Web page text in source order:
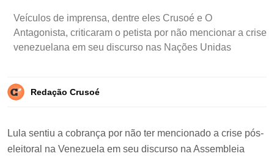
Veículos de imprensa, dentre eles Crusoé e O
Antagonista, criticaram o petista por não mencionar a crise
venezuelana em seu discurso nas Nações Unidas
Redação Crusoé
Lula sentiu a cobrança por não ter mencionado a crise pós-
eleitoral na Venezuela em seu discurso na Assembleia